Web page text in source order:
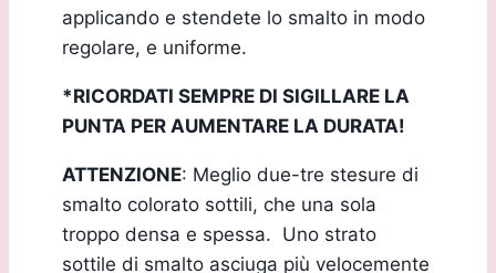
applicando e stendete lo smalto in modo
regolare, e uniforme.
*RICORDATI SEMPRE DI SIGILLARE LA
PUNTA PER AUMENTARE LA DURATA!
ATTENZIONE: Meglio due-tre stesure di
smalto colorato sottili, che una sola
troppo densa e spessa. Uno strato
sottile di smalto asciuga più velocemente